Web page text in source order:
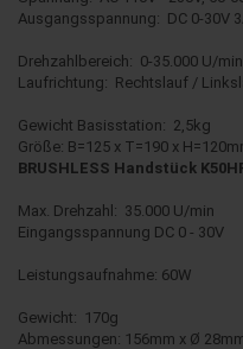
Ausgangsspannung: DC 0-30V
Drehzahlbereich: 0-35.000 U/min
Laufrichtung: Rechtslauf /
Gewicht Basisstation: 2,5kg
Größe: B=125 x T=190 x
BRUSHLESS Handstück
Max. Drehzahl: 35.000 U/min
Eingangsspannung DC 0 - 30V
Leistungsaufnahme: 60W
Gewicht: 170g
Abmessungen: 156mm x Ø